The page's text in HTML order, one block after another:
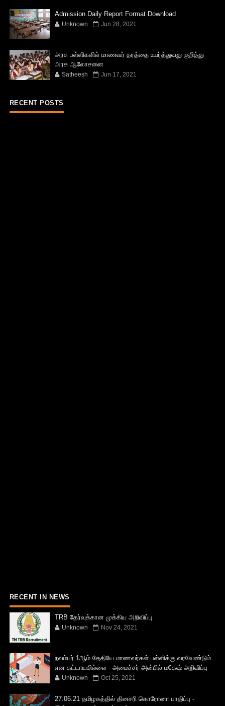
Admission Daily Report Format Download
Unknown Jun 28, 2021
அரசு பள்ளிகளில் மாணவர் தரத்தை உயர்த்துவது குறித்து
அரசு ஆலோசனை
Satheesh Jun 17, 2021
RECENT POSTS
RECENT IN NEWS
TRB தேர்வுக்கான முக்கிய அறிவிப்பு
Unknown Nov 24, 2021
நவம்பர் 1ஆம் தேதியே மாணவர்கள் பள்ளிக்கு வரவேண்டும்
என கட்டாயமில்லை - அமைச்சர் அன்பில் மகேஷ் அறிவிப்பு
Unknown Oct 25, 2021
27.06.21 தமிழகத்தில் தினசரி கொரோனா பாதிப்பு -